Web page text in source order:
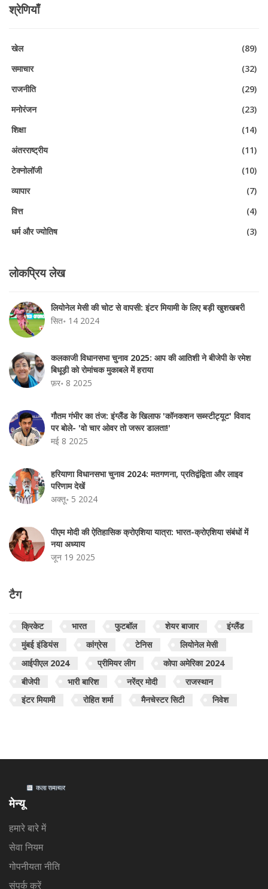
श्रेणियाँ
खेल
(89)
समाचार
(32)
राजनीति
(29)
मनोरंजन
(23)
शिक्षा
(14)
अंतरराष्ट्रीय
(11)
टेक्नोलॉजी
(10)
व्यापार
(7)
वित्त
(4)
धर्म और ज्योतिष
(3)
लोकप्रिय लेख
लियोनेल मेसी की चोट से वापसी: इंटर मियामी के लिए बड़ी खुशखबरी
सित॰ 14 2024
कलकाजी विधानसभा चुनाव 2025: आप की आतिशी ने बीजेपी के रमेश
बिधूड़ी को रोमांचक मुकाबले में हराया
फ़र॰ 8 2025
गौतम गंभीर का तंज: इंग्लैंड के खिलाफ 'कॉनकशन सब्स्टीट्यूट' विवाद
पर बोले- 'वो चार ओवर तो जरूर डालता!'
मई 8 2025
हरियाणा विधानसभा चुनाव 2024: मतगणना, प्रतिद्वंद्विता और लाइव
परिणाम देखें
अक्तू॰ 5 2024
पीएम मोदी की ऐतिहासिक क्रोएशिया यात्रा: भारत-क्रोएशिया संबंधों में
नया अध्याय
जून 19 2025
टैग
क्रिकेट भारत फुटबॉल शेयर बाजार
इंग्लैंड
मुंबई इंडियंस
कांग्रेस टेनिस
लियोनेल मेसी
आईपीएल 2024
प्रीमियर लीग
कोपा अमेरिका 2024
बीजेपी
भारी बारिश नरेंद्र मोदी
राजस्थान
इंटर मियामी
रोहित शर्मा मैनचेस्टर सिटी निवेश
मेन्यू
हमारे बारे में
सेवा नियम
गोपनीयता नीति
संपर्क करें